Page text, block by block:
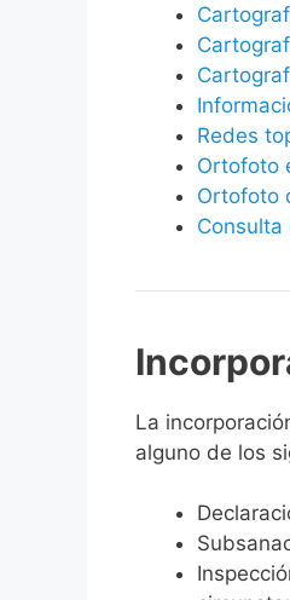
Redes
Ortofoto
Ortofoto
La
alguno de los